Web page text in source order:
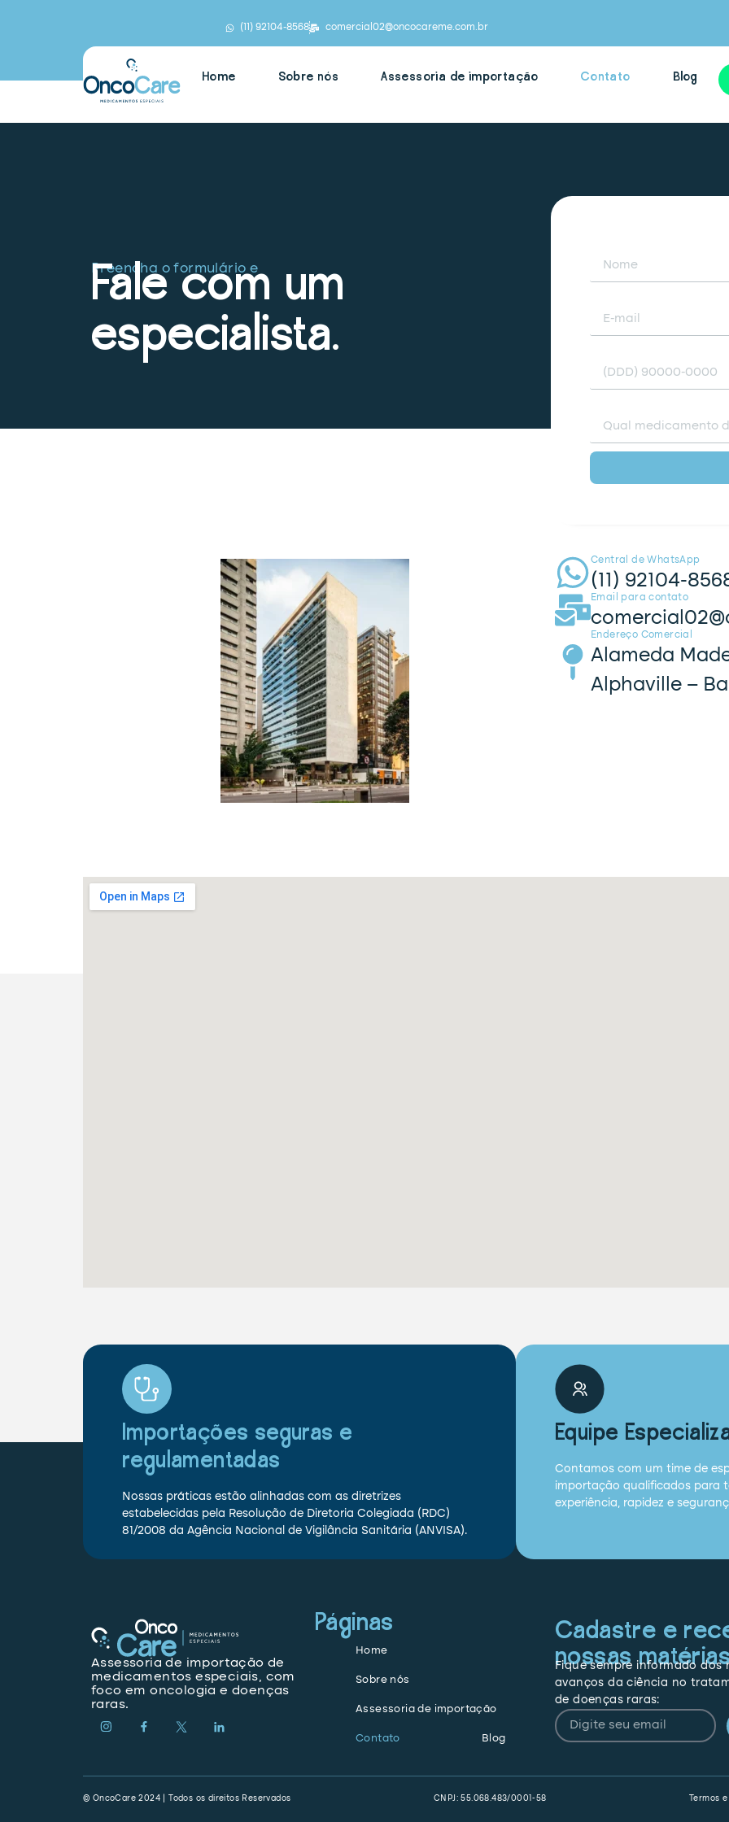
(11) 92104-8568 comercial02@oncocareme.com.br
Home Sobre nós Assessoria de importação Contato Blog
Preencha o formulário e
Fale com um
especialista.
Central de WhatsApp
(11) 92104-
Email para contato
Endereço Comercial
Alameda
Alphaville –
Importações seguras e
regulamentadas
Nossas práticas estão alinhadas com as diretrizes
estabelecidas pela Resolução de Diretoria Colegiada (RDC)
81/2008 da Agência Nacional de Vigilância Sanitária (ANVISA).
Equipe
Contamos com um time de
importação qualificados para
experiência, rapidez e
Assessoria de importação de
medicamentos especiais, com
foco em oncologia e doenças
raras.
Páginas
Home
Sobre nós
Assessoria de importação
Contato Blog
Cadastre e
nossas
Fique sempre informado dos
avanços da ciência no
de doenças raras:
© OncoCare 2024 | Todos os direitos Reservados CNPJ: 55.068.483/0001-58 Termos